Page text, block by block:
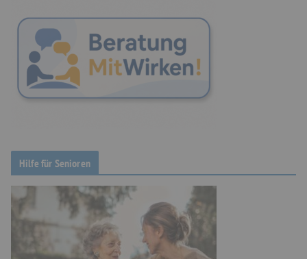
Hilfe für Senioren